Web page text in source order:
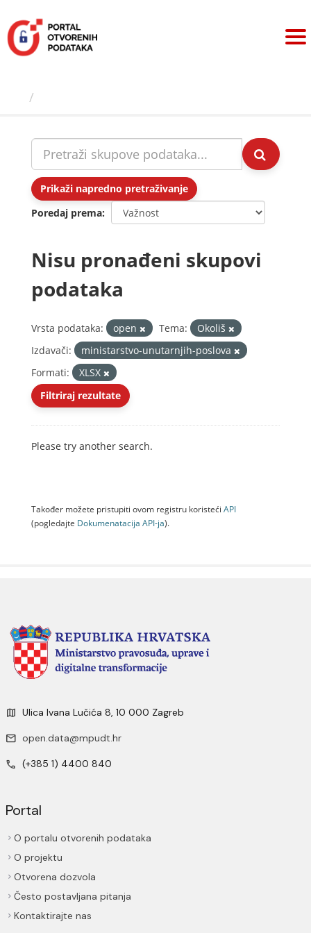
sadržaj
Prikaži napredno pretraživanje
Poredaj prema
Nisu pronađeni skupovi
podataka
Vrsta podataka: open Tema:
Okoliš
Izdavači:
ministarstvo-unutarnjih-poslova
Formati:
XLSX
Filtriraj rezultate
Please try another search.
Također možete pristupiti ovom registru koristeći API
(pogledajte Dokumenаtаcijа API-jа).